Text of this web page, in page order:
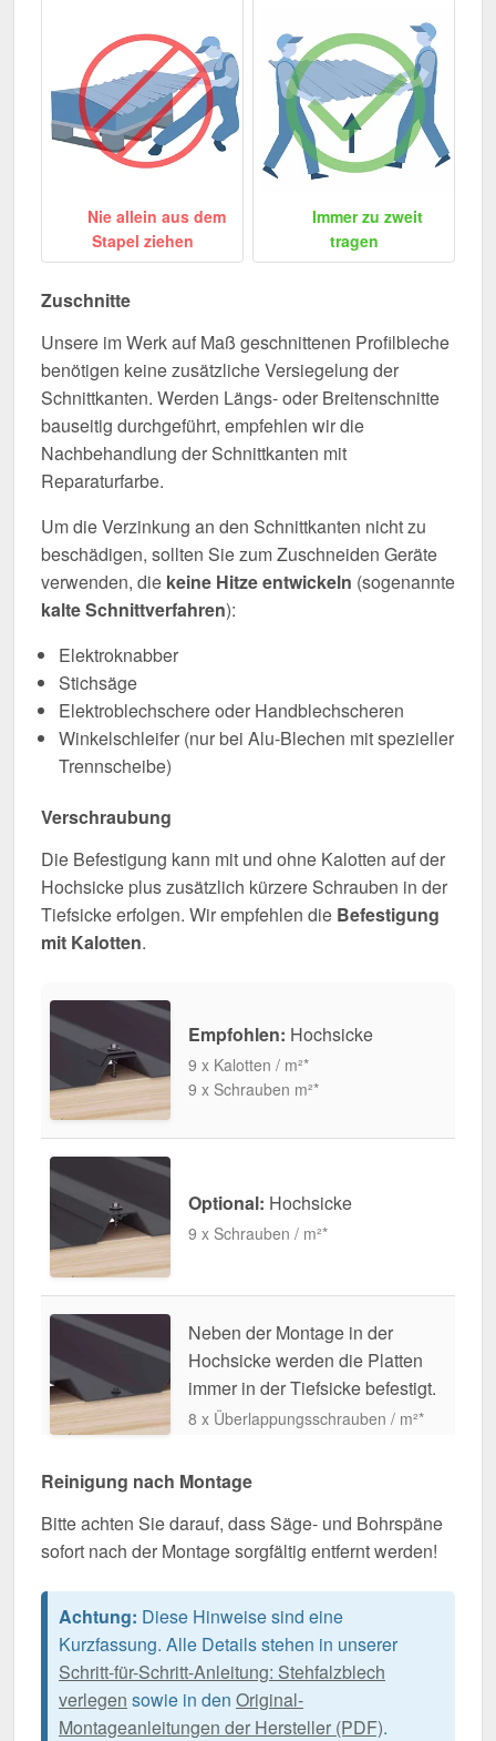
Nie allein aus dem
Stapel ziehen
Immer zu zweit
tragen
Zuschnitte
Unsere im Werk auf Maß geschnittenen Profilbleche
benötigen keine zusätzliche Versiegelung der
Schnittkanten. Werden Längs- oder Breitenschnitte
bauseitig durchgeführt, empfehlen wir die
Nachbehandlung der Schnittkanten mit
Reparaturfarbe.
Um die Verzinkung an den Schnittkanten nicht zu
beschädigen, sollten Sie zum Zuschneiden Geräte
verwenden, die keine Hitze entwickeln (sogenannte
kalte Schnittverfahren):
Elektroknabber
Stichsäge
Elektroblechschere oder Handblechscheren
Winkelschleifer (nur bei Alu-Blechen mit spezieller
Trennscheibe)
Verschraubung
Die Befestigung kann mit und ohne Kalotten auf der
Hochsicke plus zusätzlich kürzere Schrauben in der
Tiefsicke erfolgen. Wir empfehlen die Befestigung
mit Kalotten.
Empfohlen: Hochsicke
9 x Kalotten / m²*
9 x Schrauben m²*
Optional: Hochsicke
9 x Schrauben / m²*
Neben der Montage in der
Hochsicke werden die Platten
immer in der Tiefsicke befestigt.
8 x Überlappungsschrauben / m²*
Reinigung nach Montage
Bitte achten Sie darauf, dass Säge- und Bohrspäne
sofort nach der Montage sorgfältig entfernt werden!
Achtung: Diese Hinweise sind eine
Kurzfassung. Alle Details stehen in unserer
Schritt-für-Schritt-Anleitung: Stehfalzblech
verlegen sowie in den Original-
Montageanleitungen der Hersteller (PDF).